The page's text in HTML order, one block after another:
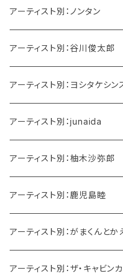
アーティスト別：ノンタン
アーティスト別：谷川俊太郎
アーティスト別：ヨシタケシン
アーティスト別：junaida
アーティスト別：柚木沙弥郎
アーティスト別：鹿児島睦
アーティスト別：がまくんとか
アーティスト別：ザ・キャビン